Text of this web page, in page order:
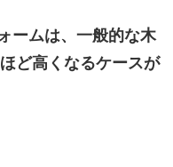
ームは、一般的な木
ど高くなるケースが